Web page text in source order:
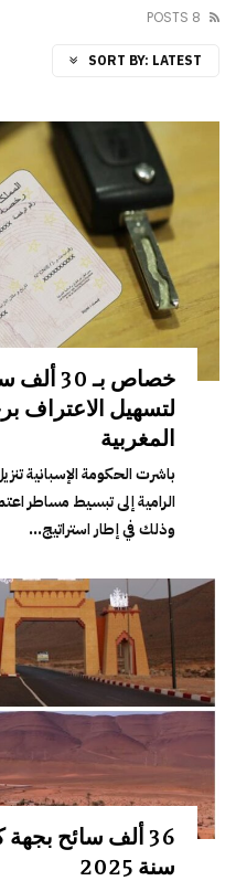
8 POSTS
SORT BY: LATEST
خصاص بـ
لتسهيل الاعتراف
المغربية
باشرت الحكومة الإسبانية
الرامية إلى تبسيط مساطر
وذلك في إطار استراتيج...
36 ألف سائح
سنة 2025